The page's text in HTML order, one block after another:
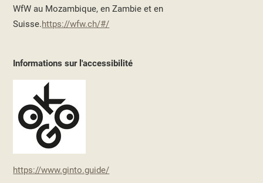
WfW au Mozambique, en Zambie et en
Suisse.https://wfw.ch/#/
Informations sur l'accessibilité
https://www.ginto.guide/